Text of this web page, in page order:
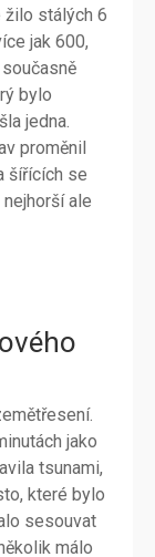
žilo stálých 6
jak 600,
bylo
jedna.
proměnil
šířících se
ale
jako
tsunami,
které bylo
sesouvat
málo